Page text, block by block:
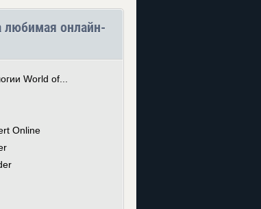
любимая онлайн-
World of...
Online